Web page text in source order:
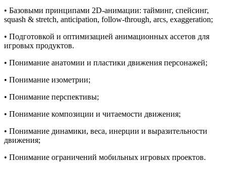
• Базовыми принципами 2D-анимации: тайминг, спейсинг,
squash & stretch, anticipation, follow-through, arcs, exaggeration;
• Подготовкой и оптимизацией анимационных ассетов для
игровых продуктов.
• Понимание анатомии и пластики движения персонажей;
• Понимание изометрии;
• Понимание перспективы;
• Понимание композиции и читаемости движения;
• Понимание динамики, веса, инерции и выразительности
движения;
• Понимание ограничений мобильных игровых проектов.